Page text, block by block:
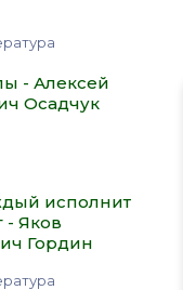
- Алексей
Осадчук
исполнит
- Яков
Гордин